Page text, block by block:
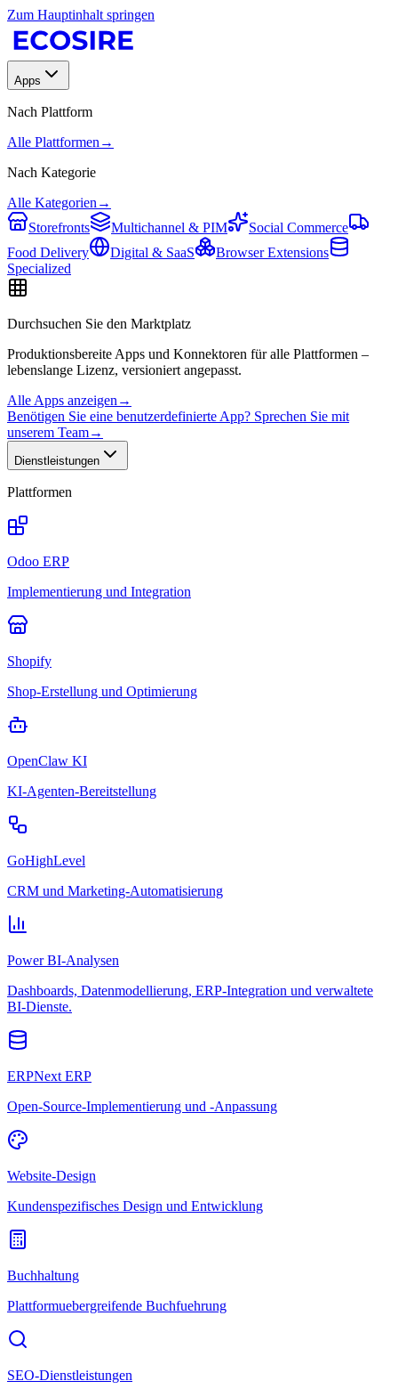
Zum Hauptinhalt springen
Apps
Nach Plattform
Alle Plattformen →
Nach Kategorie
Alle Kategorien →
Storefronts
Multichannel & PIM
Social Commerce
Food Delivery
Digital & SaaS
Browser Extensions
Specialized
Durchsuchen Sie den Marktplatz
Produktionsbereite Apps und Konnektoren für alle Plattformen –
lebenslange Lizenz, versioniert angepasst.
Alle Apps anzeigen →
Benötigen Sie eine benutzerdefinierte App? Sprechen Sie mit
unserem Team→
Dienstleistungen
Plattformen
Odoo ERP
Implementierung und Integration
Shopify
Shop-Erstellung und Optimierung
OpenClaw KI
KI-Agenten-Bereitstellung
GoHighLevel
CRM und Marketing-Automatisierung
Power BI-Analysen
Dashboards, Datenmodellierung, ERP-Integration und verwaltete
BI-Dienste.
ERPNext ERP
Open-Source-Implementierung und -Anpassung
Website-Design
Kundenspezifisches Design und Entwicklung
Buchhaltung
Plattformuebergreifende Buchfuehrung
SEO-Dienstleistungen